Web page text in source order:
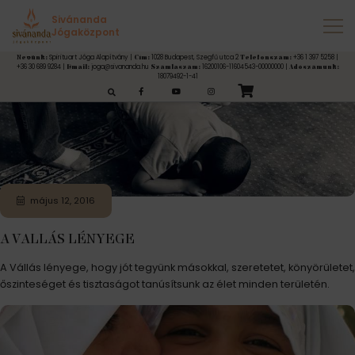
Sivánanda
Jógaközpont
Nevünk: Spirituart Jóga Alapítvány | Cím: 1028 Budapest, Szegfű utca 2 Telefonszám: +36 1 397 5258 |
+36 30 689 9284 |
Email:joga@sivananda.hu Számlaszám:16200106-11604543-00000000 | Adószámunk:
18079492-1-41
Címke:vallás
május 12, 2016
A VALLÁS LÉNYEGE
A Vállás lényege, hogy jót tegyünk másokkal, szeretetet, könyörületet,
őszinteséget és tisztaságot tanúsítsunk az élet minden területén.